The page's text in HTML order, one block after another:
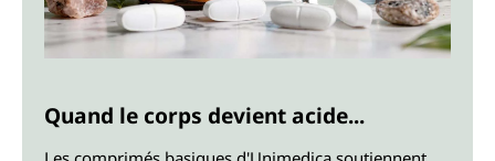
Quand le corps devient acide...